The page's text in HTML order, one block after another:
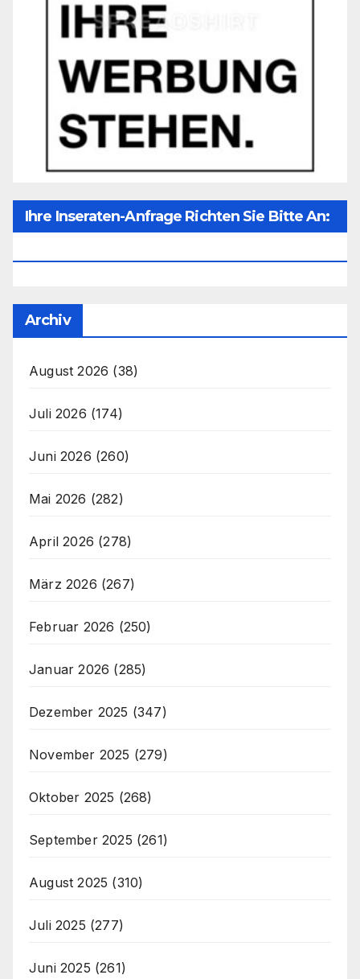
Ihre Inseraten-Anfrage Richten Sie Bitte An:
Archiv
August 2026 (38)
Juli 2026 (174)
Juni 2026 (260)
Mai 2026 (282)
April 2026 (278)
März 2026 (267)
Februar 2026 (250)
Januar 2026 (285)
Dezember 2025 (347)
November 2025 (279)
Oktober 2025 (268)
September 2025 (261)
August 2025 (310)
Juli 2025 (277)
Juni 2025 (261)